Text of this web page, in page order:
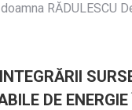
RĂDULESCU
DE ENERGIE